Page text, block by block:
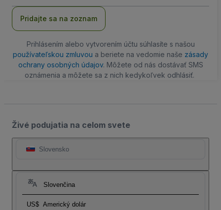
Pridajte sa na zoznam
Prihlásením alebo vytvorením účtu súhlasíte s našou
používateľskou zmluvou a beriete na vedomie naše zásady
ochrany osobných údajov. Môžete od nás dostávať SMS
oznámenia a môžete sa z nich kedykoľvek odhlásiť.
Živé podujatia na celom svete
Slovensko
Slovenčina
US$ Americký dolár